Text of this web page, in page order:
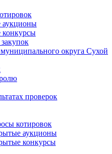
аукционы
конкурсы
округа Сухой
проверок
котировок
аукционы
конкурсы